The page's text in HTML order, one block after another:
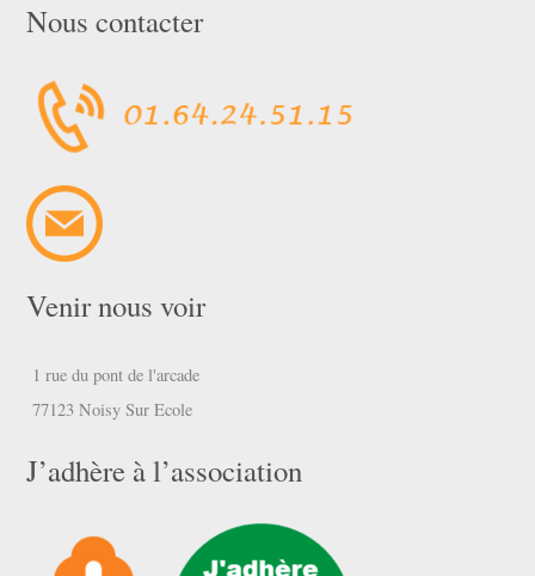
Nous contacter
Venir nous voir
1 rue du pont de l'arcade
77123 Noisy Sur Ecole
J’adhère à l’association